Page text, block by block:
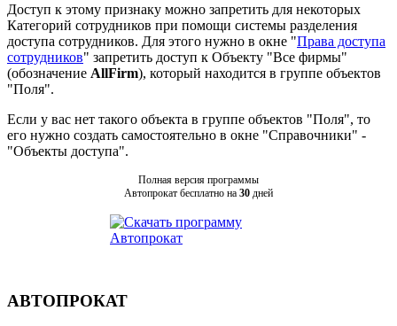
Доступ к этому признаку можно запретить для некоторых
Категорий сотрудников при помощи системы разделения
доступа сотрудников. Для этого нужно в окне "Права доступа
сотрудников" запретить доступ к Объекту "Все фирмы"
(обозначение AllFirm), который находится в группе объектов
"Поля".
Если у вас нет такого объекта в группе объектов "Поля", то
его нужно создать самостоятельно в окне "Справочники" -
"Объекты доступа".
Полная версия программы
Автопрокат бесплатно на 30 дней
АВТОПРОКАТ